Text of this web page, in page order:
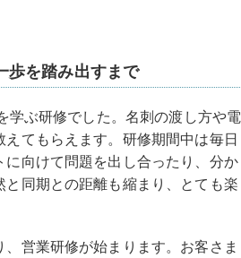
歩を踏み出すまで
学ぶ研修でした。名刺の渡し方や電
てもらえます。研修期間中は毎日
向けて問題を出し合ったり、分か
同期との距離も縮まり、とても楽
営業研修が始まります。お客さま